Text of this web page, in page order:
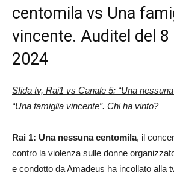
centomila vs Una
vincente. Auditel del 8
2024
Sfida tv, Rai1 vs Canale 5: “Una
“Una famiglia vincente”. Chi ha vinto?
Rai 1: Una nessuna centomila, il
contro la violenza sulle donne
e condotto da Amadeus ha incollato alla